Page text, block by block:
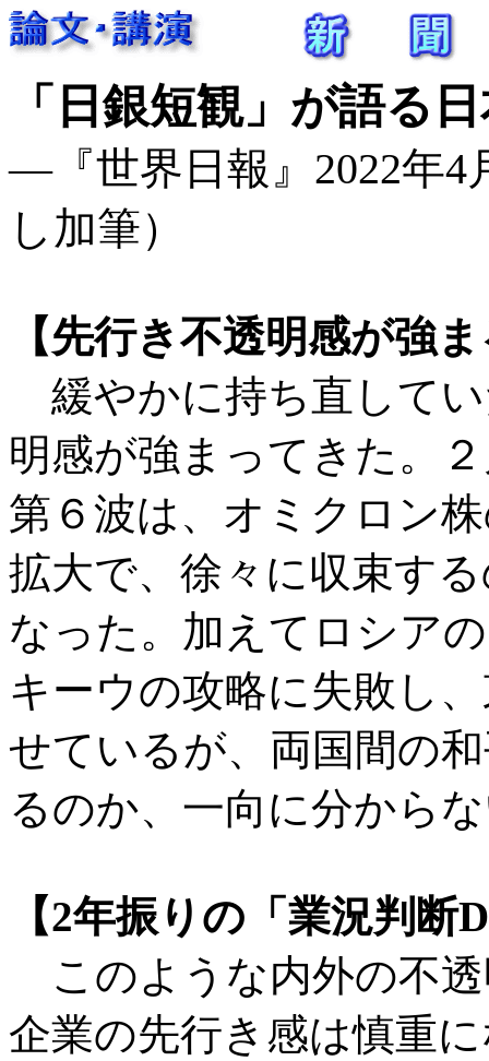
「日銀短観」が語る
―『世界日報』2022年4
し加筆）
【先行き不透明感が強
緩やかに持ち直して
明感が強まってきた。
第６波は、オミクロン
拡大で、徐々に収束す
なった。加えてロシア
キーウの攻略に失敗し
せているが、両国間の
るのか、一向に分から
【2年振りの「業況判断
このような内外の不
企業の先行き感は慎重